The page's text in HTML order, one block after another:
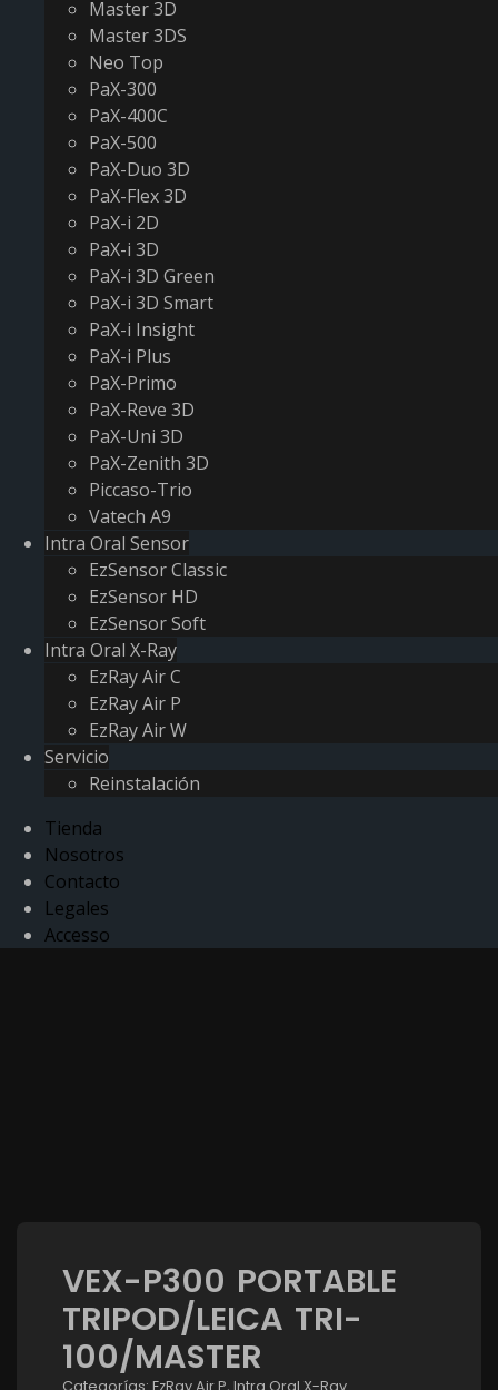
Master 3D
Master 3DS
Neo Top
PaX-300
PaX-400C
PaX-500
PaX-Duo 3D
PaX-Flex 3D
PaX-i 2D
PaX-i 3D
PaX-i 3D Green
PaX-i 3D Smart
PaX-i Insight
PaX-i Plus
PaX-Primo
PaX-Reve 3D
PaX-Uni 3D
PaX-Zenith 3D
Piccaso-Trio
Vatech A9
Intra Oral Sensor
EzSensor Classic
EzSensor HD
EzSensor Soft
Intra Oral X-Ray
EzRay Air C
EzRay Air P
EzRay Air W
Servicio
Reinstalación
Tienda
Nosotros
Contacto
Legales
Accesso
VEX-P300 PORTABLE
TRIPOD/LEICA TRI-
100/MASTER
Categorías: EzRay Air P, Intra Oral X-Ray